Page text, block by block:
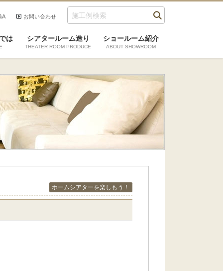
お問い合わせ
は シアタールーム造り
THEATER ROOM PRODUCE
ショールーム紹介
ABOUT SHOWROOM
ホームシアターを楽しもう！